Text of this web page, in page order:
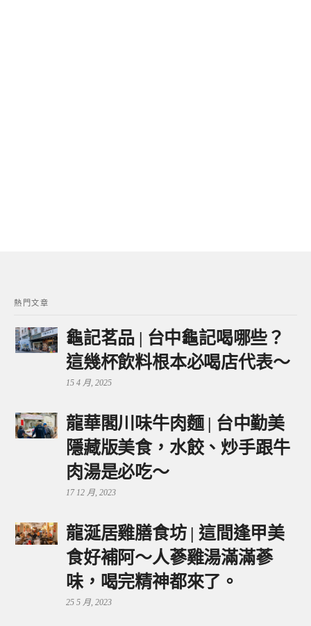
熱門文章
龜記茗品 | 台中龜記喝哪些？
這幾杯飲料根本必喝店代表～
15 4 月, 2025
龍華閣川味牛肉麵 | 台中勤美
隱藏版美食，水餃、炒手跟牛
肉湯是必吃～
17 12 月, 2023
龍涎居雞膳食坊 | 這間逢甲美
食好補阿～人蔘雞湯滿滿蔘
味，喝完精神都來了。
25 5 月, 2023